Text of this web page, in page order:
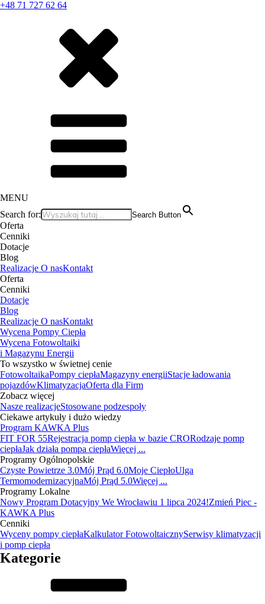
+48 71 727 62 64
MENU
Search for:
Search Button
Oferta
Cenniki
Dotacje
Blog
Realizacje O nasKontakt
Oferta
Cenniki
Dotacje
Blog
Realizacje O nasKontakt
Wycena Pompy Ciepła
Wycena Fotowoltaiki
i Magazynu Energii
To wszystko w świetnej cenie
FotowoltaikaPompy ciepłaMagazyny energiiStacje ładowania
pojazdówKlimatyzacjaOferta dla Firm
Zobacz więcej
Nasze realizacjeStosowane podzespoły
Ciekawe artykuły i dużo wiedzy
Program KAWKA Plus
FIT FOR 55Rejestracja pomp ciepła w bazie CRORodzaje pomp
ciepłaJak działa pompa ciepłaWięcej ...
Programy Ogólnopolskie
Czyste Powietrze 3.0Mój Prąd 6.0Moje CiepłoUlga
TermomodernizacyjnaMój Prąd 5.0Więcej ...
Programy Lokalne
Nowy Program Dotacyjny We Wrocławiu 1 lipca 2024!Zmień Piec -
KAWKA Plus
Cenniki
Wyceny pompy ciepłaKalkulator FotowoltaicznySerwisy klimatyzacji
i pomp ciepła
Kategorie